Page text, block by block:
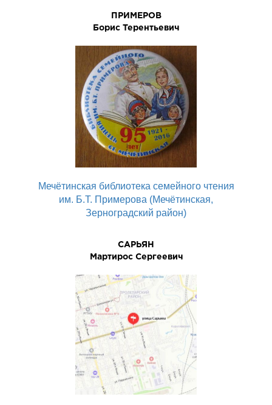
ПРИМЕРОВ
Боpис Теpентьевич
Мечётинская библиотека семейного чтения
им. Б.Т. Примерова (Мечётинская,
Зерноградский район)
САРЬЯH
Мартирос Сергеевич